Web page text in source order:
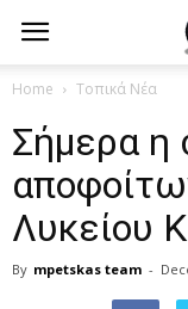
Home Τοπικά Νέα
Σήμερα η
Λυκείου
By mpetskas team -